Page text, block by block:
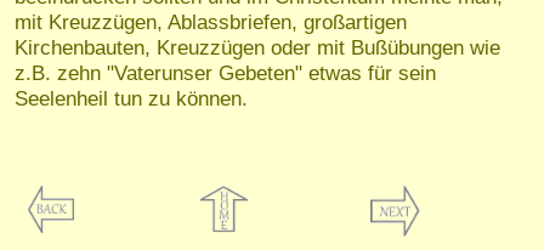
mit Kreuzzügen, Ablassbriefen, großartigen
Kirchenbauten, Kreuzzügen oder mit Bußübungen wie
z.B. zehn "Vaterunser Gebeten" etwas für sein
Seelenheil tun zu können.